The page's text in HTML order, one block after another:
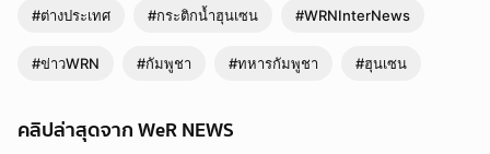
#ต่างประเทศ #กระติกน้ำฮุนเซน #WRNInterNews
#ข่าวWRN #กัมพูชา #ทหารกัมพูชา #ฮุนเซน
คลิปล่าสุดจาก WeR NEWS